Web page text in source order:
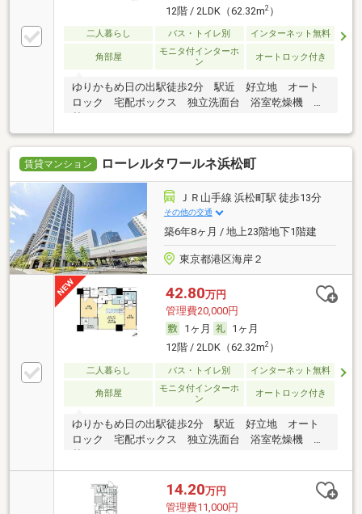
12階 / 2LDK（62.32m2）
二人暮らし バス・トイレ別 インターネット無料
角部屋
モニタ付インターホ
ン
オートロック付き
ゆりかもめ日の出駅徒歩2分 駅近 好立地 オート
ロック 宅配ボックス 独立洗面台 浴室乾燥機 追
賃貸マンション ローレルタワールネ浜松町
ＪＲ山手線 浜松町駅 徒歩13分
その他の交通
築6年8ヶ月 / 地上23階地下1階建
東京都港区海岸２
42.80万円
管理費20,000円
1ヶ月
1ヶ月
12階 / 2LDK（62.32m2）
二人暮らし バス・トイレ別 インターネット無料
角部屋
モニタ付インターホ
ン
オートロック付き
ゆりかもめ日の出駅徒歩2分 駅近 好立地 オート
ロック 宅配ボックス 独立洗面台 浴室乾燥機 追
焚き
14.20万円
管理費11,000円